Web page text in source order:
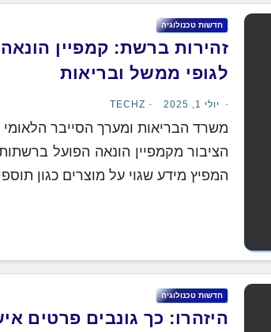
חדשות טכנולוגיה
זהירות ברשת: קמפיין
לגופי ממשל ובריאות
יולי 1, 2025 TECHZ
משרד הבריאות ומערך הסייבר
הציבור מקמפיין הונאה הפועל
המפיץ מידע שגוי על מוצרים כגון
חדשות טכנולוגיה
היזהרו: כך גונבים פרטים